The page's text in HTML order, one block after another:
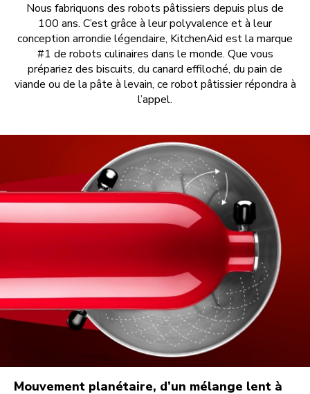
Nous fabriquons des robots pâtissiers depuis plus de
100 ans. C’est grâce à leur polyvalence et à leur
conception arrondie légendaire, KitchenAid est la marque
#1 de robots culinaires dans le monde. Que vous
prépariez des biscuits, du canard effiloché, du pain de
viande ou de la pâte à levain, ce robot pâtissier répondra à
l’appel.
Mouvement planétaire, d’un mélange lent à